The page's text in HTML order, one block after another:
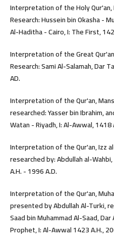
Interpretation of the Holy Qur'an,
Research: Hussein bin Okasha -
Al-Haditha - Cairo, I: The First,
Interpretation of the Great
Research: Sami Al-Salamah, Dar
AD.
Interpretation of the Qur'an,
researched: Yasser bin Ibrahim,
Watan - Riyadh, I: Al-Awwal, 1418
Interpretation of the Qur'an, Izz
researched by: Abdullah al-
A.H. - 1996 A.D.
Interpretation of the Qur'an,
presented by Abdullah Al-Turki,
Saad bin Muhammad Al-Saad,
Prophet, I: Al-Awwal 1423 A.H.,